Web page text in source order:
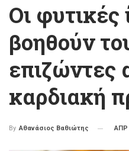
Οι φυτικές
βοηθούν
επιζώντες
καρδιακή
By Αθανάσιος Βαθιώτης ΑΠΡ